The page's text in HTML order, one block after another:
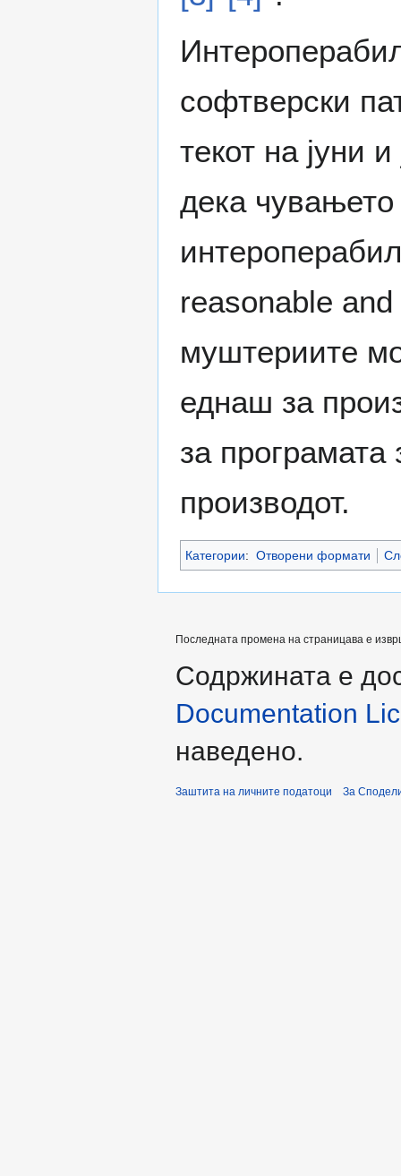
софтверски
текот на јуни
дека чувањето
reasonable
муштериите
еднаш за
за програмата
производот.
Категории: Отворени формати
Последната промена на страницава е
Содржината е
Documentation
наведено.
Заштита на личните податоци За